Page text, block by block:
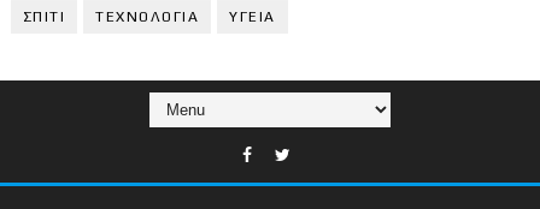
ΣΠΙΤΙ ΤΕΧΝΟΛΟΓΙΑ ΥΓΕΙΑ